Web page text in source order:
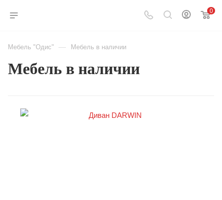
0
Мебель "Одис" — Мебель в наличии
Мебель в наличии